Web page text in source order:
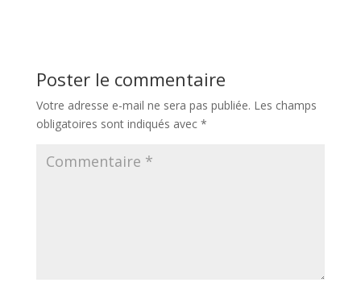
Poster le commentaire
Votre adresse e-mail ne sera pas publiée. Les champs
obligatoires sont indiqués avec *